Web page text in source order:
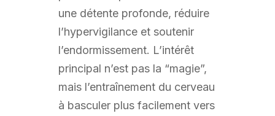
une détente profonde, réduire
l’hypervigilance et soutenir
l’endormissement. L’intérêt
principal n’est pas la “magie”,
mais l’entraînement du cerveau
à basculer plus facilement vers